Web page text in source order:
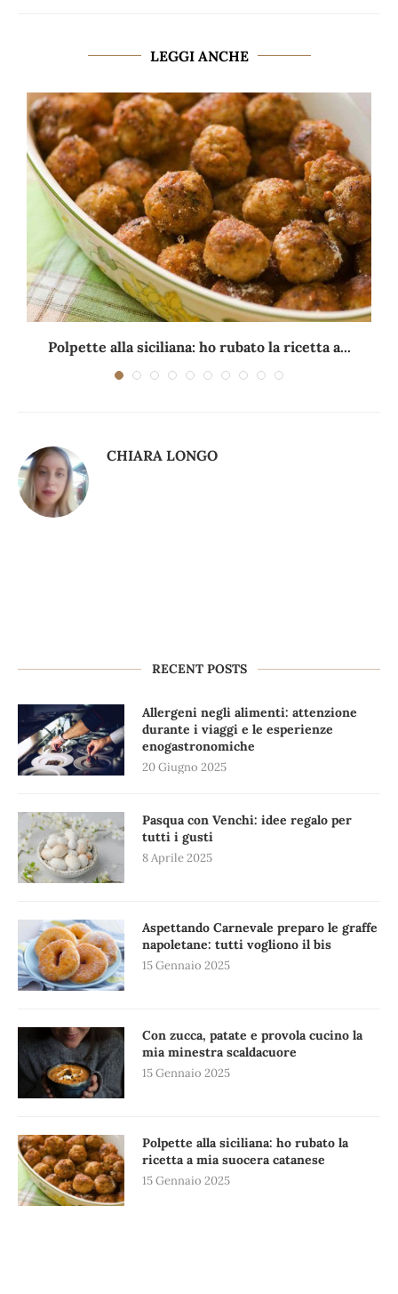
LEGGI ANCHE
Polpette alla siciliana: ho rubato la ricetta a...
CHIARA LONGO
RECENT POSTS
Allergeni negli alimenti: attenzione
durante i viaggi e le esperienze
enogastronomiche
20 Giugno 2025
Pasqua con Venchi: idee regalo per
tutti i gusti
8 Aprile 2025
Aspettando Carnevale preparo le graffe
napoletane: tutti vogliono il bis
15 Gennaio 2025
Con zucca, patate e provola cucino la
mia minestra scaldacuore
15 Gennaio 2025
Polpette alla siciliana: ho rubato la
ricetta a mia suocera catanese
15 Gennaio 2025